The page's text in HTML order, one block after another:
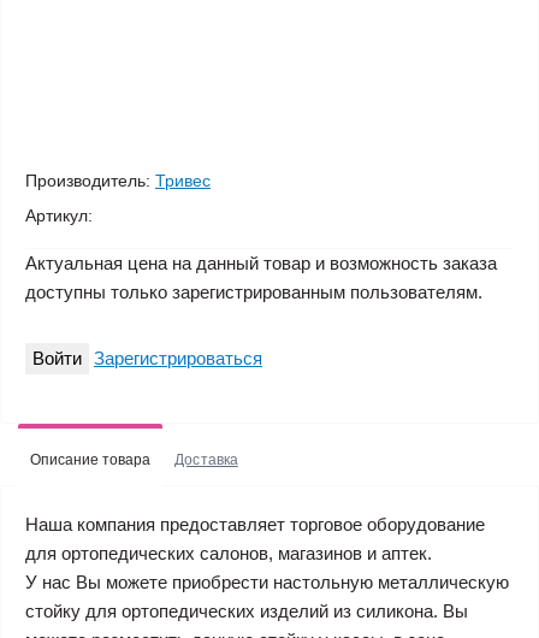
Производитель: Тривес
Артикул:
Актуальная цена на данный товар и возможность заказа
доступны только зарегистрированным пользователям.
Войти Зарегистрироваться
Описание товара Доставка
Наша компания предоставляет торговое оборудование
для ортопедических салонов, магазинов и аптек.
У нас Вы можете приобрести настольную металлическую
стойку для ортопедических изделий из силикона. Вы